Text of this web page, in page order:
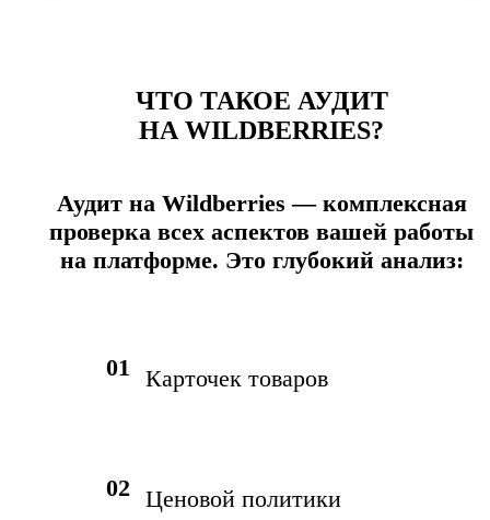
ЧТО ТАКОЕ АУДИТ
НА WILDBERRIES?
Аудит на Wildberries — комплексная
проверка всех аспектов вашей работы
на платформе. Это глубокий анализ:
01 Карточек товаров
02 Ценовой политики